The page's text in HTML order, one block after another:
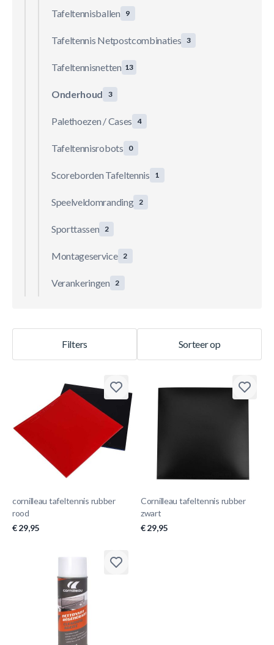
Tafeltennisballen 9
Tafeltennis Netpostcombinaties 3
Tafeltennisnetten 13
Onderhoud 3
Palethoezen / Cases 4
Tafeltennisrobots 0
Scoreborden Tafeltennis 1
Speelveldomranding 2
Sporttassen 2
Montageservice 2
Verankeringen 2
Sorteer op
Filters
cornilleau tafeltennis rubber
rood
€ 29,95
Cornilleau tafeltennis rubber
zwart
€ 29,95